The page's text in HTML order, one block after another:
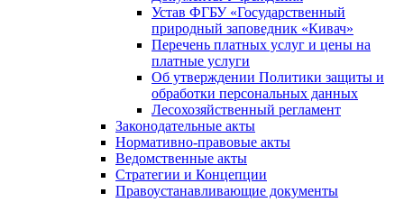
Устав ФГБУ «Государственный
природный заповедник «Кивач»
Перечень платных услуг и цены на
платные услуги
Об утверждении Политики защиты и
обработки персональных данных
Лесохозяйственный регламент
Законодательные акты
Нормативно-правовые акты
Ведомственные акты
Стратегии и Концепции
Правоустанавливающие документы